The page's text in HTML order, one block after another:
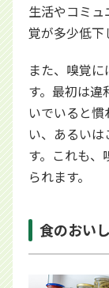
生活やコミ
覚が多少低下
また、嗅覚
す。最初は
いでいると
い、あるい
す。これも
られます。
食のおい